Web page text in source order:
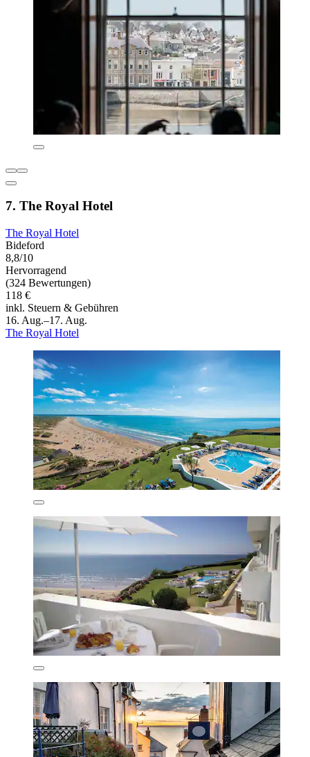
7. The Royal Hotel
The Royal Hotel
Bideford
8,8/10
Hervorragend
(324 Bewertungen)
118 €
inkl. Steuern & Gebühren
16. Aug.–17. Aug.
The Royal Hotel